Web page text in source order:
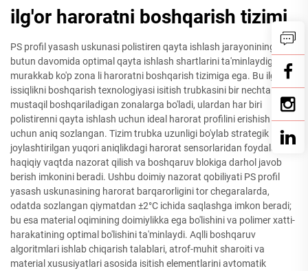
ilg'or haroratni boshqarish tizimi
PS profil yasash uskunasi polistiren qayta ishlash jarayonining
butun davomida optimal qayta ishlash shartlarini ta'minlaydigan
murakkab ko'p zona li haroratni boshqarish tizimiga ega. Bu ilg'or
issiqlikni boshqarish texnologiyasi isitish trubkasini bir nechta
mustaqil boshqariladigan zonalarga bo'ladi, ulardan har biri
polistirenni qayta ishlash uchun ideal harorat profilini erishish
uchun aniq sozlangan. Tizim trubka uzunligi bo'ylab strategik
joylashtirilgan yuqori aniqlikdagi harorat sensorlaridan foydalanib,
haqiqiy vaqtda nazorat qilish va boshqaruv blokiga darhol javob
berish imkonini beradi. Ushbu doimiy nazorat qobiliyati PS profil
yasash uskunasining harorat barqarorligini tor chegaralarda,
odatda sozlangan qiymatdan ±2°C ichida saqlashga imkon beradi;
bu esa material oqimining doimiylikka ega bo'lishini va polimer xatti-
harakatining optimal bo'lishini ta'minlaydi. Aqlli boshqaruv
algoritmlari ishlab chiqarish talablari, atrof-muhit sharoiti va
material xususiyatlari asosida isitish elementlarini avtomatik